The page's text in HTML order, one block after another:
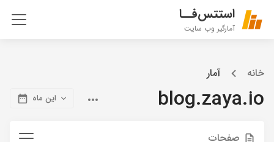
استتس‌فــا
آمارگیر وب سایت
خانه آمار
blog.zaya.io این ماه
صفحات